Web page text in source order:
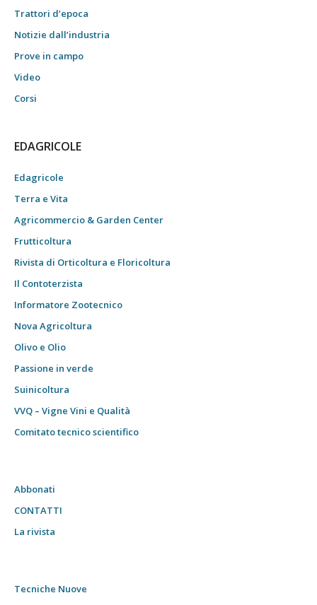
Trattori d’epoca
Notizie dall’industria
Prove in campo
Video
Corsi
EDAGRICOLE
Edagricole
Terra e Vita
Agricommercio & Garden Center
Frutticoltura
Rivista di Orticoltura e Floricoltura
Il Contoterzista
Informatore Zootecnico
Nova Agricoltura
Olivo e Olio
Passione in verde
Suinicoltura
VVQ – Vigne Vini e Qualità
Comitato tecnico scientifico
Abbonati
CONTATTI
La rivista
Tecniche Nuove